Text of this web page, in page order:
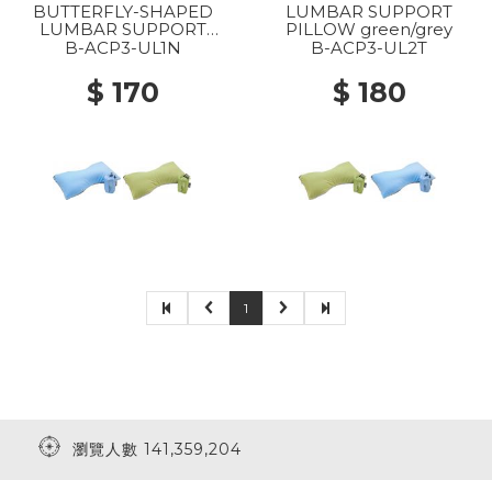
BUTTERFLY-SHAPED
LUMBAR SUPPORT
MICROFIBER NEW
B-ACP3-UL1N
$ 170
LUMBAR SUPPORT
PILLOW green/grey
B-ACP3-UL2T
$ 180
1
瀏覽人數 141,359,204